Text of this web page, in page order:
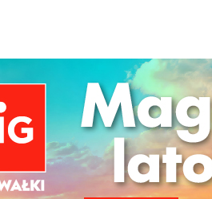
Wiadomości z regionu/
17/06/2026/3 Komentarzy
- IV miejsce Suwałk